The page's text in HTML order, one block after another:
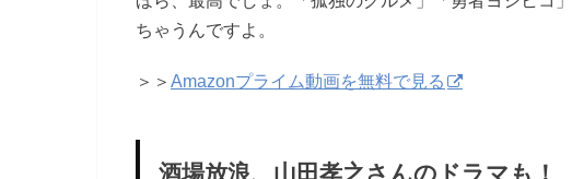
ちゃうんですよ。
＞＞ Amazonプライム動画を無料で見る
酒場放浪、山田孝之さんのドラマも！